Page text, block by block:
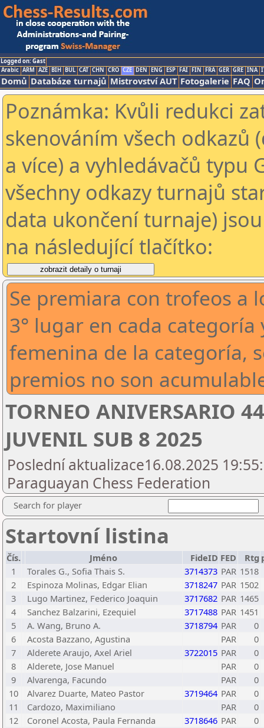
Logged on: Gast
Arabic ARM AZE BIH BUL CAT CHN CRO CZE DEN ENG ESP FAI FIN FRA GER GRE INA
Domů Databáze turnajů Mistrovství AUT Fotogalerie FAQ
Poznámka: Kvůli redukci
skenováním všech odkazů
a více) a vyhledávačů typu
všechny odkazy turnajů
data ukončení turnaje)
na následující tlačítko:
Se premiara con trofeos a
3° lugar en cada
femenina de la categoría,
premios no son
TORNEO ANIVERSARIO
JUVENIL SUB 8 2025
Poslední aktualizace16.08.2025
Paraguayan Chess Federation
Search for player
Startovní listina
Čís. Jméno FideID FED Rtg
1
Torales G., Sofia Thais S. 3714373 PAR 1518
2
Espinoza Molinas, Edgar Elian 3718247 PAR 1502
3
Lugo Martinez, Federico Joaquin 3717682 PAR 1465
4
Sanchez Balzarini, Ezequiel 3717488 PAR 1451
5
A. Wang, Bruno A. 3718794 PAR
0
6
Acosta Bazzano, Agustina PAR
0
7
Alderete Araujo, Axel Ariel 3722015 PAR
0
8
Alderete, Jose Manuel PAR
0
9
Alvarenga, Facundo PAR
0
10
Alvarez Duarte, Mateo Pastor 3719464 PAR
0
11
Cardozo, Maximiliano PAR
0
12
Coronel Acosta, Paula Fernanda 3718646 PAR
0